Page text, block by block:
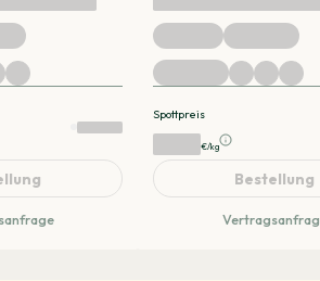
Spottpreis
€/kg
Bestellung